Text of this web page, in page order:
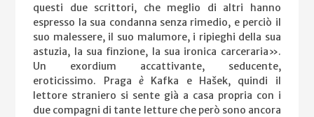
questi due scrittori, che meglio di altri hanno
espresso la sua condanna senza rimedio, e perciò il
suo malessere, il suo malumore, i ripieghi della sua
astuzia, la sua finzione, la sua ironica carceraria».
Un exordium accattivante, seducente,
eroticissimo. Pragaè Kafka e Hašek, quindi il
lettore straniero si sente già a casa propria con i
due compagni di tante letture che però sono ancora